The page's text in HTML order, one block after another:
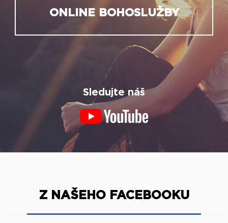
ONLINE BOHOSLUŽBY
Sledujte náš
Z NAŠEHO FACEBOOKU